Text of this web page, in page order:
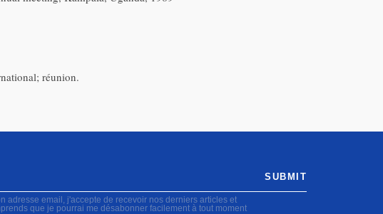
réunion.
adresse email, j'accepte de recevoir nos derniers articles et
que je pourrai me désabonner facilement à tout moment
SUBMIT